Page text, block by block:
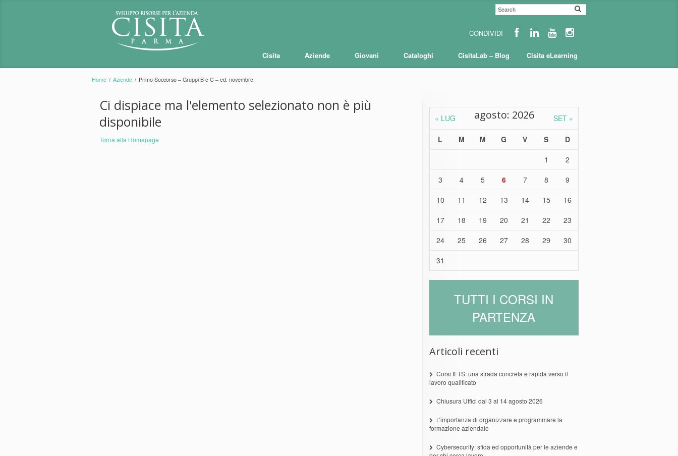
Cisita Aziende Giovani Cataloghi CisitaLab – Blog Cisita eLearning
Home / Aziende / Primo Soccorso – Gruppi B e C – ed. novembre
Ci dispiace ma l'elemento selezionato non è più
disponibile
Torna alla Homepage
« LUG SET »
agosto: 2026
L M M G V S
D
1
2
3
4 5 6 7 8
9
10
11 12 13 14 15
16
17
18 19 20 21 22
23
24
25 26 27 28 29
30
31
TUTTI I CORSI IN
PARTENZA
Articoli recenti
Corsi IFTS: una strada concreta e rapida verso il
lavoro qualificato
Chiusura Uffici dal 3 al 14 agosto 2026
L’importanza di organizzare e programmare la
formazione aziendale
Cybersecurity: sfida ed opportunità per le aziende e